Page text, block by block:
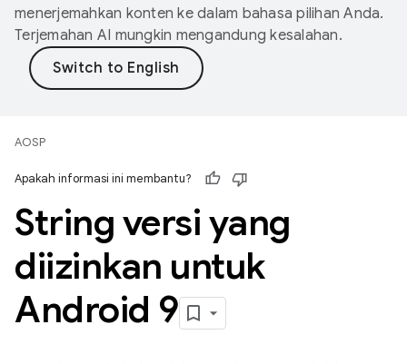
menerjemahkan konten ke dalam bahasa pilihan Anda.
Terjemahan AI mungkin mengandung kesalahan.
AOSP
Apakah informasi ini membantu?
String versi yang
diizinkan untuk
Android 9